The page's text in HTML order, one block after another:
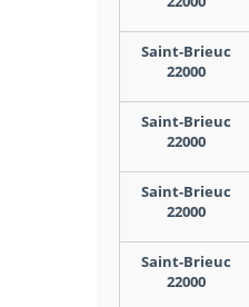
Saint-Brieuc
22000
Saint-Brieuc
22000
Saint-Brieuc
22000
Saint-Brieuc
22000